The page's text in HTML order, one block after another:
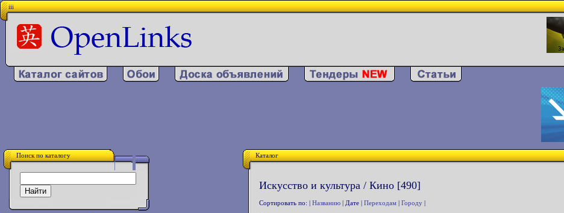
iii
Поиск по каталогу Каталог
Искусство и культура / Кино [490]
Сортировать по: | Названию | Дате | Переходам | Городу |